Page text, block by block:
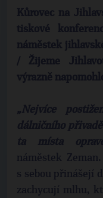
Kůrovec na
tiskové
náměstek
/ Žijeme
výrazně
„Nejvíce
dálničního
ta místa
náměstek
s sebou přinášejí
zachycují mlhu,